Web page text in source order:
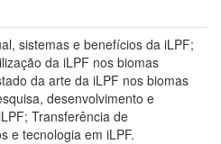
sistemas e benefícios da iLPF;
da iLPF nos biomas
da arte da iLPF nos biomas
desenvolvimento e
Transferência de
e tecnologia em iLPF.